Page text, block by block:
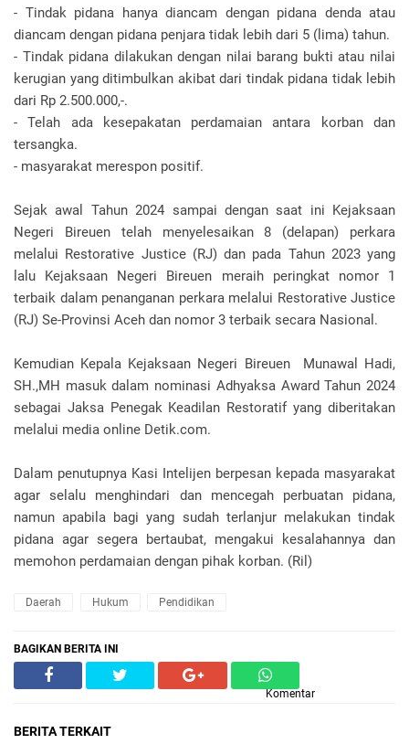
- Tindak pidana hanya diancam dengan pidana denda atau
diancam dengan pidana penjara tidak lebih dari 5 (lima) tahun.
- Tindak pidana dilakukan dengan nilai barang bukti atau nilai
kerugian yang ditimbulkan akibat dari tindak pidana tidak lebih
dari Rp 2.500.000,-.
- Telah ada kesepakatan perdamaian antara korban dan
tersangka.
- masyarakat merespon positif.
Sejak awal Tahun 2024 sampai dengan saat ini Kejaksaan
Negeri Bireuen telah menyelesaikan 8 (delapan) perkara
melalui Restorative Justice (RJ) dan pada Tahun 2023 yang
lalu Kejaksaan Negeri Bireuen meraih peringkat nomor 1
terbaik dalam penanganan perkara melalui Restorative Justice
(RJ) Se-Provinsi Aceh dan nomor 3 terbaik secara Nasional.
Kemudian Kepala Kejaksaan Negeri Bireuen Munawal Hadi,
SH.,MH masuk dalam nominasi Adhyaksa Award Tahun 2024
sebagai Jaksa Penegak Keadilan Restoratif yang diberitakan
melalui media online Detik.com.
Dalam penutupnya Kasi Intelijen berpesan kepada masyarakat
agar selalu menghindari dan mencegah perbuatan pidana,
namun apabila bagi yang sudah terlanjur melakukan tindak
pidana agar segera bertaubat, mengakui kesalahannya dan
memohon perdamaian dengan pihak korban. (Ril)
Daerah Hukum Pendidikan
BAGIKAN BERITA INI
Komentar
BERITA TERKAIT